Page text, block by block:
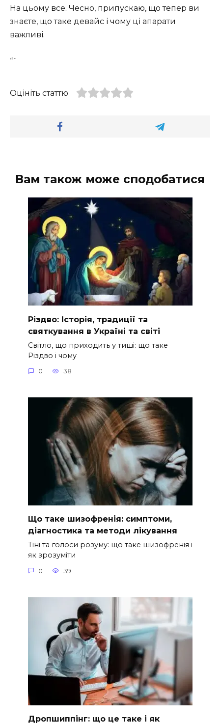
На цьому все. Чесно, припускаю, що тепер ви
знаєте, що таке девайс і чому ці апарати
важливі.
“`
Оцініть статтю
Вам також може сподобатися
Різдво: Історія, традиції та
святкування в Україні та світі
Світло, що приходить у тиші: що таке
Різдво і чому
0 38
Що таке шизофренія: симптоми,
діагностика та методи лікування
Тіні та голоси розуму: що таке шизофренія і
як зрозуміти
0 39
Дропшиппінг: що це таке і як